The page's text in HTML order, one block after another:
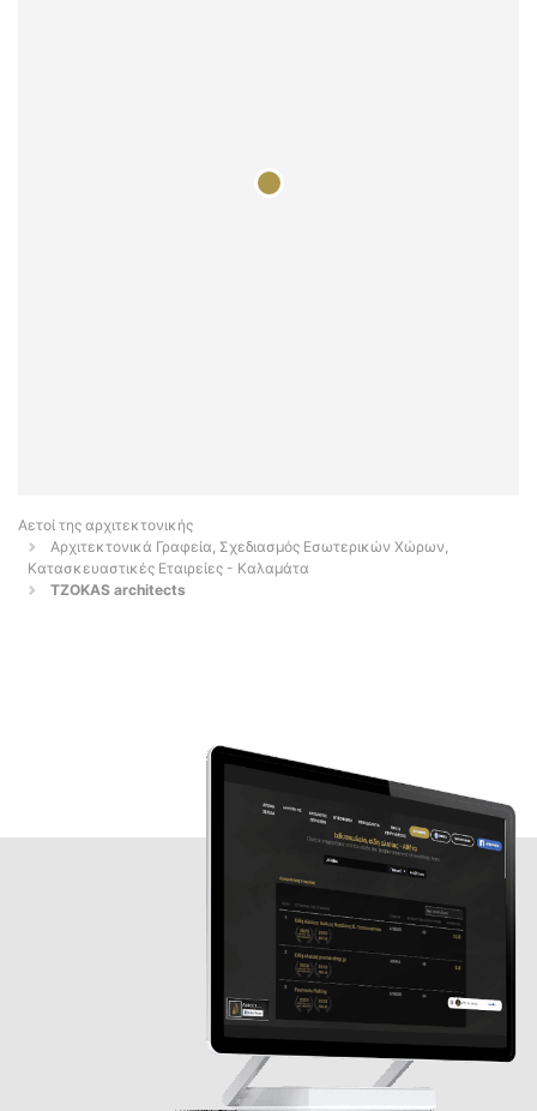
Αετοί της αρχιτεκτονικής
Αρχιτεκτονικά Γραφεία, Σχεδιασμός Εσωτερικών Χώρων,
Κατασκευαστικές Εταιρείες - Καλαμάτα
TZOKAS architects